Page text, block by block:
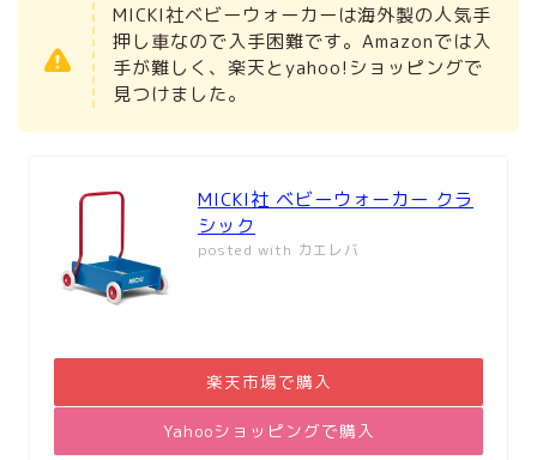
MICKI社ベビーウォーカーは海外製の人気手
押し車なので入手困難です。Amazonでは入
手が難しく、楽天とyahoo!ショッピングで
見つけました。
MICKI社 ベビーウォーカー クラ
シック
posted with カエレバ
楽天市場で購入
Yahooショッピングで購入